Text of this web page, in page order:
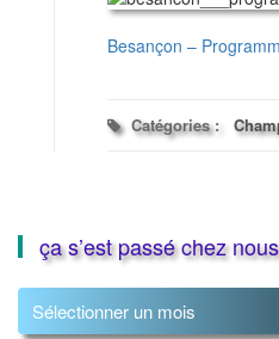
Besançon –
Catégories :
ça s’est passé chez nous
ça
s’est